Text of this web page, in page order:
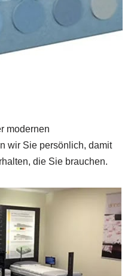
modernen
wir Sie persönlich, damit
die Sie brauchen.